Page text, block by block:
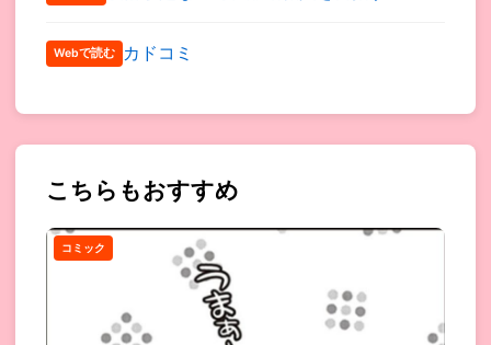
Webで読む カドコミ
こちらもおすすめ
コミック